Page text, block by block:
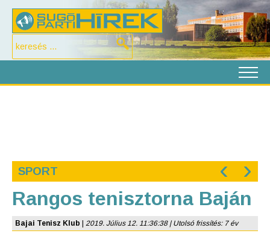
SPORT ‹ ›
Rangos tenisztorna Baján
Bajai Tenisz Klub 2019. Július 12. 11:36:38 | Utolsó frissítés: 7 év